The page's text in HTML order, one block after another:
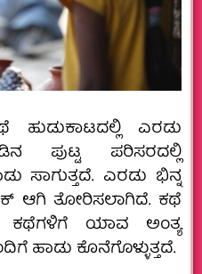
ಹುಡುಕಾಟದಲ್ಲಿ ಎರಡು
ಪುಟ್ಟ ಪರಿಸರದಲ್ಲಿ
ಸಾಗುತ್ತದೆ. ಎರಡು ಭಿನ್ನ
ಆಗಿ ತೋರಿಸಲಾಗಿದೆ. ಕಥೆ
ಕಥೆಗಳಿಗೆ ಯಾವ ಅಂತ್ಯ
ಹಾಡು ಕೊನೆಗೊಳ್ಳುತ್ತದೆ.